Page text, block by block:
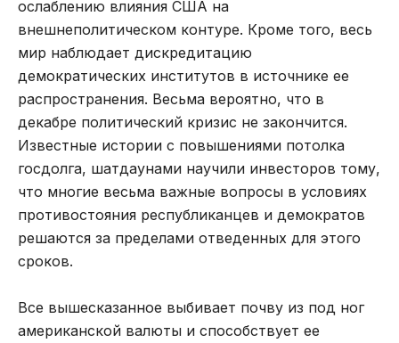
ослаблению влияния США на
внешнеполитическом контуре. Кроме того, весь
мир наблюдает дискредитацию
демократических институтов в источнике ее
распространения. Весьма вероятно, что в
декабре политический кризис не закончится.
Известные истории с повышениями потолка
госдолга, шатдаунами научили инвесторов тому,
что многие весьма важные вопросы в условиях
противостояния республиканцев и демократов
решаются за пределами отведенных для этого
сроков.
Все вышесказанное выбивает почву из под ног
американской валюты и способствует ее